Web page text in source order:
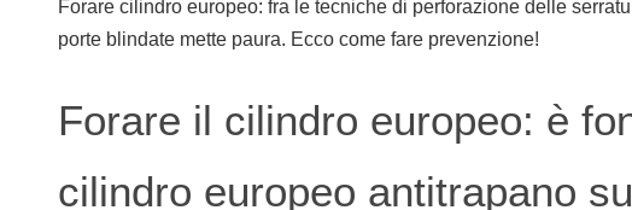
Forare cilindro europeo: fra le tecniche di perforazione delle
porte blindate mette paura. Ecco come fare prevenzione!
Forare il cilindro europeo: è
cilindro europeo antitrapano